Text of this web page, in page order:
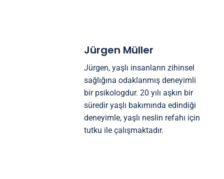
Jürgen Müller
Jürgen, yaşlı insanların zihinsel
sağlığına odaklanmış deneyimli
bir psikologdur. 20 yılı aşkın bir
süredir yaşlı bakımında edindiği
deneyimle, yaşlı neslin refahı için
tutku ile çalışmaktadır.